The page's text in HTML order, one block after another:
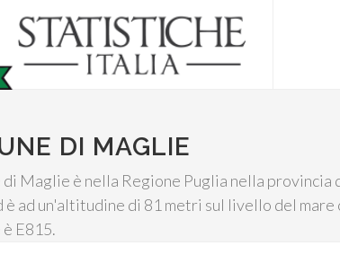
DI MAGLIE
di Maglie è nella Regione Puglia nella
è ad un'altitudine di 81 metri sul livello del mare
E815.